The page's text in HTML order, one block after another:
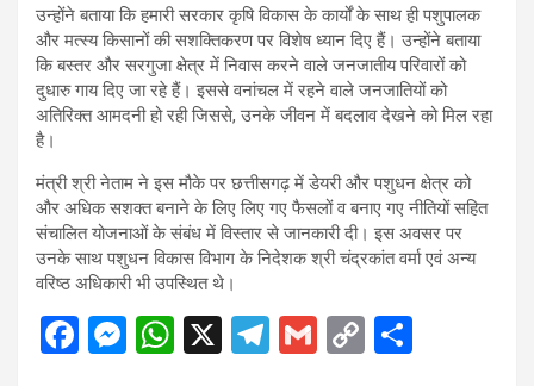
उन्होंने बताया कि हमारी सरकार कृषि विकास के कार्यों के साथ ही पशुपालक
और मत्स्य किसानों की सशक्तिकरण पर विशेष ध्यान दिए हैं। उन्होंने बताया
कि बस्तर और सरगुजा क्षेत्र में निवास करने वाले जनजातीय परिवारों को
दुधारु गाय दिए जा रहे हैं। इससे वनांचल में रहने वाले जनजातियों को
अतिरिक्त आमदनी हो रही जिससे, उनके जीवन में बदलाव देखने को मिल रहा
है।
मंत्री श्री नेताम ने इस मौके पर छत्तीसगढ़ में डेयरी और पशुधन क्षेत्र को
और अधिक सशक्त बनाने के लिए लिए गए फैसलों व बनाए गए नीतियों सहित
संचालित योजनाओं के संबंध में विस्तार से जानकारी दी। इस अवसर पर
उनके साथ पशुधन विकास विभाग के निदेशक श्री चंद्रकांत वर्मा एवं अन्य
वरिष्ठ अधिकारी भी उपस्थित थे।
F
M W X
T
G
C